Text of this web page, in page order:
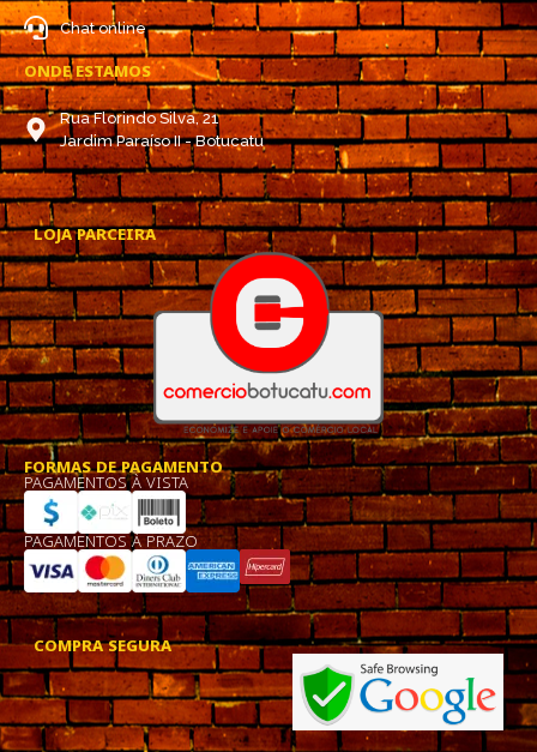
Chat online
ONDE ESTAMOS
Rua Florindo Silva, 21
Jardim Paraíso II - Botucatu
LOJA PARCEIRA
FORMAS DE PAGAMENTO
PAGAMENTOS À VISTA
PAGAMENTOS À PRAZO
COMPRA SEGURA